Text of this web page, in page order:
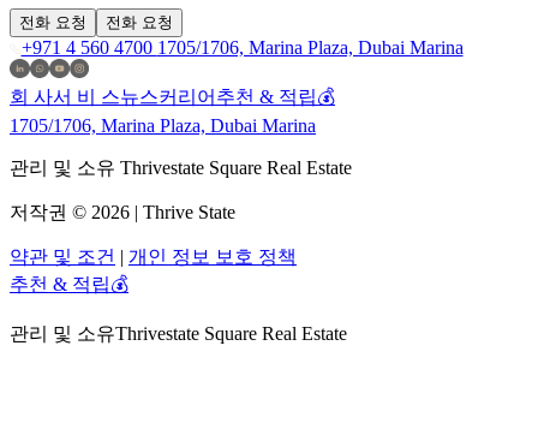
전화 요청 전화 요청
+971 4 560 4700 1705/1706, Marina Plaza, Dubai Marina
회 사서 비 스뉴스커리어 추천 & 적립💰
1705/1706, Marina Plaza, Dubai Marina
관리 및 소유 Thrivestate Square Real Estate
저작권 © 2026 | Thrive State
약관 및 조건 | 개인 정보 보호 정책
추천 & 적립💰
관리 및 소유Thrivestate Square Real Estate